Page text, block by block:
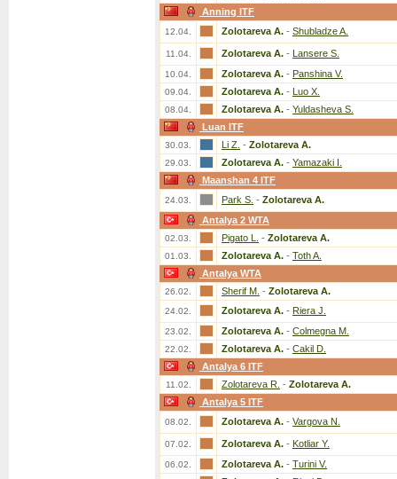
Anning ITF
12.04. Zolotareva A. - Shubladze A.
11.04. Zolotareva A. - Lansere S.
10.04. Zolotareva A. - Panshina V.
09.04. Zolotareva A. - Luo X.
08.04. Zolotareva A. - Yuldasheva S.
Luan ITF
30.03. Li Z. - Zolotareva A.
29.03. Zolotareva A. - Yamazaki I.
Maanshan 4 ITF
24.03. Park S. - Zolotareva A.
Antalya 2 WTA
02.03. Pigato L. - Zolotareva A.
01.03. Zolotareva A. - Toth A.
Antalya WTA
26.02. Sherif M. - Zolotareva A.
24.02. Zolotareva A. - Riera J.
23.02. Zolotareva A. - Colmegna M.
22.02. Zolotareva A. - Cakil D.
Antalya 6 ITF
11.02. Zolotareva R. - Zolotareva A.
Antalya 5 ITF
08.02. Zolotareva A. - Vargova N.
07.02. Zolotareva A. - Kotliar Y.
06.02. Zolotareva A. - Turini V.